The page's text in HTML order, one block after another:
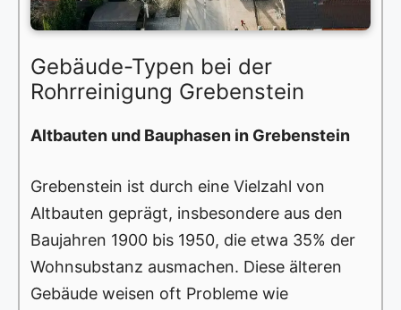
Gebäude-Typen bei der
Rohrreinigung Grebenstein
Altbauten und Bauphasen in Grebenstein
Grebenstein ist durch eine Vielzahl von
Altbauten geprägt, insbesondere aus den
Baujahren 1900 bis 1950, die etwa 35% der
Wohnsubstanz ausmachen. Diese älteren
Gebäude weisen oft Probleme wie